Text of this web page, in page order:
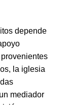
depende
la iglesia
mediador